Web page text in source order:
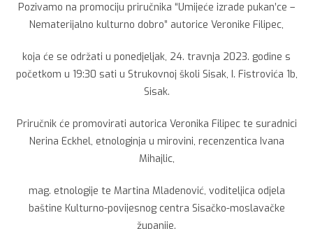
Pozivamo na promociju priručnika “Umijeće izrade pukan’ce –
Nematerijalno kulturno dobro” autorice Veronike Filipec,
koja će se održati u ponedjeljak, 24. travnja 2023. godine s
početkom u 19:30 sati u Strukovnoj školi Sisak, I. Fistrovića 1b,
Sisak.
Priručnik će promovirati autorica Veronika Filipec te suradnici
Nerina Eckhel, etnologinja u mirovini, recenzentica Ivana
Mihajlic,
mag. etnologije te Martina Mladenović, voditeljica odjela
baštine Kulturno-povijesnog centra Sisačko-moslavačke
županije.